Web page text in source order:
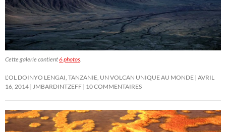
Cette galerie contient6 photos.
L’OL DOINYO LENGAI, TANZANIE, UN VOLCAN UNIQUE AU MONDE AVRIL
16, 2014 JMBARDINTZEFF 10 COMMENTAIRES